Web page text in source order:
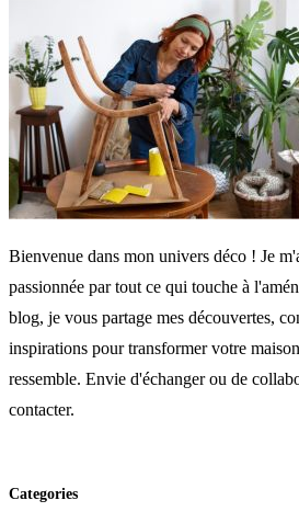
Bienvenue dans mon univers déco ! Je
passionnée par tout ce qui touche à
blog, je vous partage mes découvertes,
inspirations pour transformer votre
ressemble. Envie d'échanger ou de
contacter.
Categories